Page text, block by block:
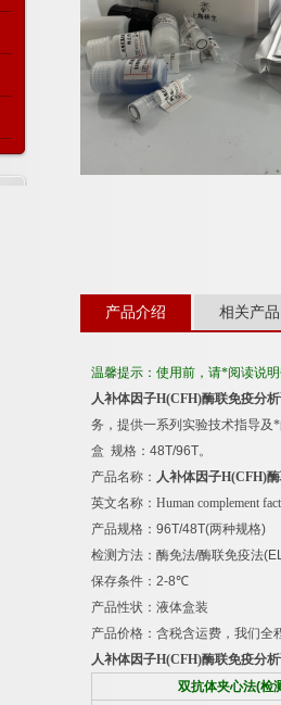
产品介绍 相关产品
温馨提示：使用前，请*阅读说
人补体因子H(CFH)酶联免疫分
务，提供一系列实验技术指导及
盒 规格： 48T/96T。
产品名称： 人补体因子H(CFH)
英文名称： Human complement
产品规格： 96T/48T(两种规格)
检测方法：酶免法/酶联免疫法
保存条件： 2-8℃
产品性状：液体盒装
产品价格：含税含运费，我们全
人补体因子H(CFH)酶联免疫分
双抗体夹心法(检